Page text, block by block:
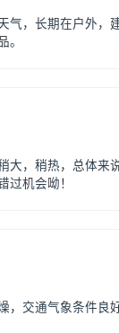
气，长期在户外，
。
大，稍热，总体来
过机会呦！
，交通气象条件良